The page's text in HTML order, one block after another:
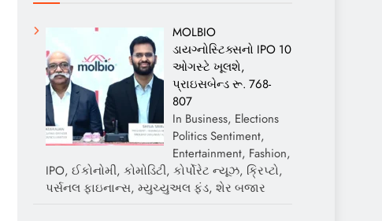
MOLBIO
ડાયગ્નોસ્ટિક્સનો IPO 10
ઓગસ્ટે ખૂલશે,
પ્રાઇસબેન્ડ રૂ. 768-
807
In Business, Elections
Politics Sentiment,
Entertainment, Fashion,
IPO, ઈકોનોમી, કોમોડિટી, કોર્પોરેટ ન્યૂઝ, ક્રિપ્ટો,
પર્સનલ ફાઇનાન્સ, મ્યુચ્યુઅલ ફંડ, શેર બજાર